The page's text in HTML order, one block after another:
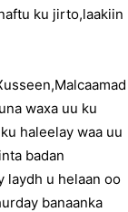
ku jirto,laakiin
waxa uu ku
haleelay waa uu
badan
laydh u helaan oo
banaanka